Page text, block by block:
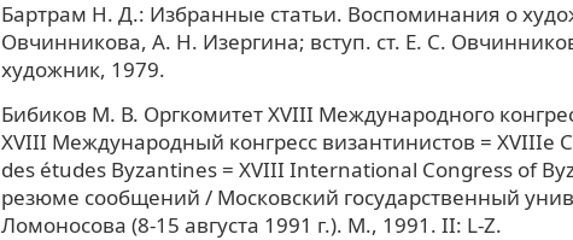
Бартрам Н. Д.: Избранные статьи. Воспоминания о
Овчинникова, А. Н. Изергина; вступ. ст. Е. С.
художник, 1979.
Бибиков М. В. Оргкомитет XVIII Международного
XVIII Международный конгресс византинистов = XVIIIe
des études Byzantines = XVIII International Congress of
резюме сообщений / Московский государственный
Ломоносова (8-15 августа 1991 г.). М., 1991. II: L-Z.